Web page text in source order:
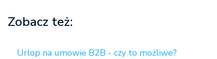
Zobacz też:
Urlop na umowie B2B - czy to możliwe?